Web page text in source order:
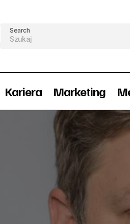
Search
Kariera Marketing
Kariera Ludzie